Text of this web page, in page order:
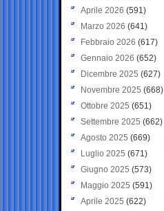
Aprile 2026 (591)
Marzo 2026 (641)
Febbraio 2026 (617)
Gennaio 2026 (652)
Dicembre 2025 (627)
Novembre 2025 (668)
Ottobre 2025 (651)
Settembre 2025 (662)
Agosto 2025 (669)
Luglio 2025 (671)
Giugno 2025 (573)
Maggio 2025 (591)
Aprile 2025 (622)